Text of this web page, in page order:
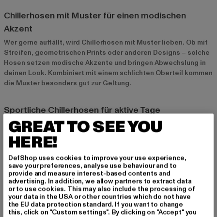
Chillerhosen mit Muster für einen modischen
Akzent
Wer gerne auffällt, wird Chillerhosen mit Muster lieben. Ob mit
Streifen, geometrischen Prints oder anderen Designs – solche
Hosen setzen modische Akzente und bringen Abwechslung in
deinen Look. Kombiniert mit einem schlichten Oberteil kommen
die Muster besonders gut zur Geltung.
Sportliche Chillerhosen für aktive Tage
Für aktive Tage gibt es leichte Chillerhosen aus
atmungsaktiven Materialien, die sich perfekt für sportliche
Aktivitäten eignen. Diese Modelle bieten dir
Bewegungsfreiheit und sind ideal, wenn du dich viel bewegst
oder einfach einen sportlichen Look bevorzugst.
Styling-Tipps für Chillerhosen
Casual Look mit T-Shirt und Sneakers
GREAT TO SEE YOU
HERE!
DefShop uses cookies to improve your use experience,
save your preferences, analyse use behaviour and to
provide and measure interest-based contents and
advertising. In addition, we allow partners to extract data
or to use cookies. This may also include the processing of
your data in the USA or other countries which do not have
the EU data protection standard. If you want to change
this, click on "Custom settings". By clicking on "Accept" you